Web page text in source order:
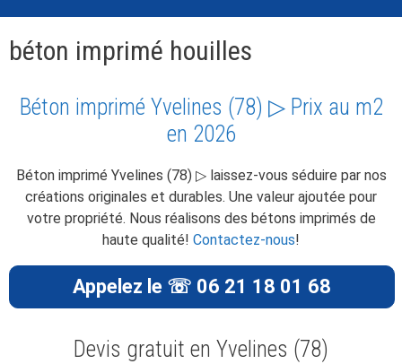
béton imprimé houilles
Béton imprimé Yvelines (78) ▷ Prix au m2
en 2026
Béton imprimé Yvelines (78) ▷ laissez-vous séduire par nos
créations originales et durables. Une valeur ajoutée pour
votre propriété. Nous réalisons des bétons imprimés de
haute qualité! Contactez-nous!
Appelez le ☏ 06 21 18 01 68
Devis gratuit en Yvelines (78)